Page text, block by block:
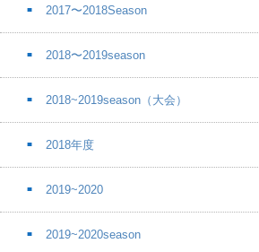
2017〜2018Season
2018〜2019season
2018~2019season（大会）
2018年度
2019~2020
2019~2020season